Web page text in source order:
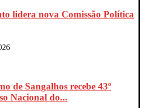
lidera nova Comissão Política
de Sangalhos recebe 43º
Nacional do...